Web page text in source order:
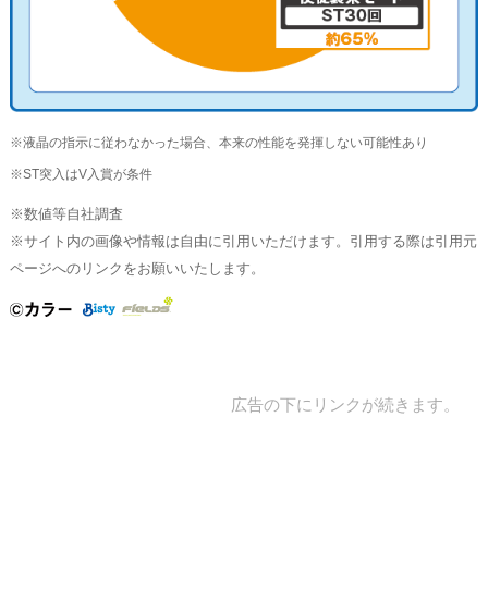
※液晶の指示に従わなかった場合、本来の性能を発揮しない可能性あり
※ST突入はV入賞が条件
※数値等自社調査
※サイト内の画像や情報は自由に引用いただけます。引用する際は引用元
ページへのリンクをお願いいたします。
広告の下にリンクが続きます。